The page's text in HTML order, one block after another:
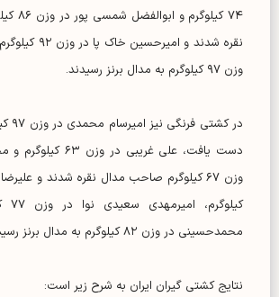
۷۴
نقره شدند و
وزن ۹۷ کیلوگرم به مدال برنز رسیدند.
در
دست یافت، علی غریبی در
محمدحسینی در وزن ۸۲ کیلوگرم به مدال برنز رسیدند.
نتایج کشتی گیران ایران به شرح زیر است: